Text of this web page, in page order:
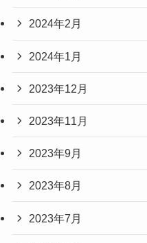
2024年2月
2024年1月
2023年12月
2023年11月
2023年9月
2023年8月
2023年7月